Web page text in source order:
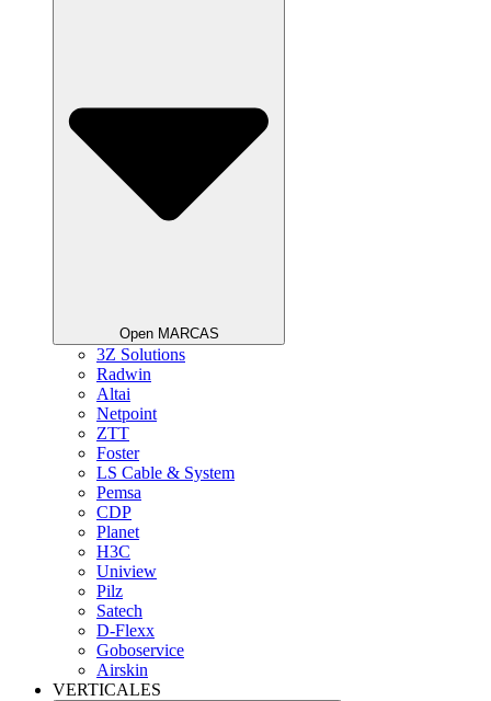
Open MARCAS
3Z Solutions
Radwin
Altai
Netpoint
ZTT
Foster
LS Cable & System
Pemsa
CDP
Planet
H3C
Uniview
Pilz
Satech
D-Flexx
Goboservice
Airskin
VERTICALES